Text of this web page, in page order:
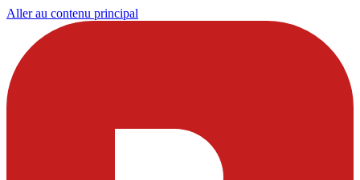
Aller au contenu principal